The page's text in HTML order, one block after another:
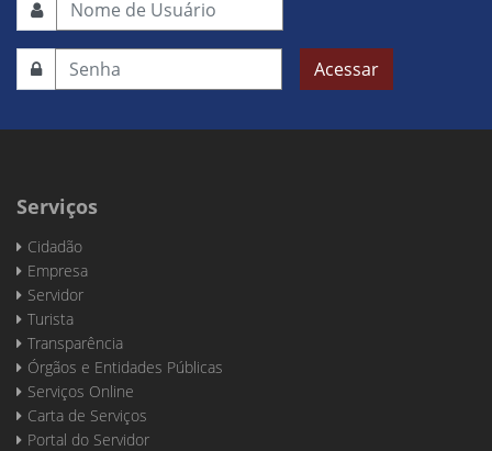
Acessar
Serviços
Cidadão
Empresa
Servidor
Turista
Transparência
Órgãos e Entidades Públicas
Serviços Online
Carta de Serviços
Portal do Servidor